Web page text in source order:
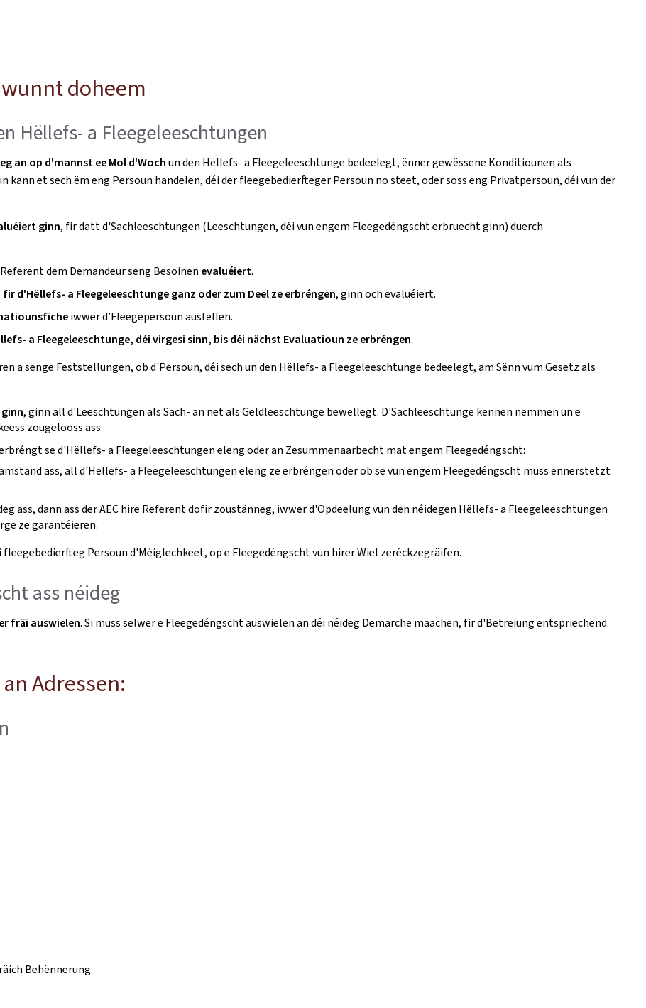
doheem
Hëllefs- a Fleegeleeschtungen
an op d'mannst ee Mol d'Wochun den Hëllefs- a Fleegeleeschtunge bedeelegt, ënner gewëssene Konditiounen als
kann et sech ëm eng Persoun handelen, déi der fleegebedierfteger Persoun no steet, oder soss eng Privatpersoun, déi vun der
ginn, fir datt d'Sachleeschtungen (Leeschtungen, déi vun engem Fleegedéngscht erbruecht ginn) duerch
dem Demandeur seng Besoinen evaluéiert.
d'Hëllefs- a Fleegeleeschtunge ganz oder zum Deel ze erbréngen, ginn och evaluéiert.
iwwer d’Fleegepersoun ausfëllen.
a Fleegeleeschtunge, déi virgesi sinn, bis déi nächst Evaluatioun ze erbréngen.
a senge Feststellungen, ob d'Persoun, déi sech un den Hëllefs- a Fleegeleeschtunge bedeelegt, am Sënn vum Gesetz als
, ginn all d'Leeschtungen als Sach- an net als Geldleeschtunge bewëllegt. D'Sachleeschtunge kënnen nëmmen un e
zougelooss ass.
se d'Hëllefs- a Fleegeleeschtungen eleng oder an Zesummenaarbecht mat engem Fleegedéngscht:
ass, all d'Hëllefs- a Fleegeleeschtungen eleng ze erbréngen oder ob se vun engem Fleegedéngscht muss ënnerstëtzt
ass, dann ass der AEC hire Referent dofir zoustänneg, iwwer d'Opdeelung vun den néidegen Hëllefs- a Fleegeleeschtungen
ze garantéieren.
fleegebedierfteg Persoun d'Méiglechkeet, op e Fleegedéngscht vun hirer Wiel zeréckzegräifen.
ass néideg
fräi auswielen. Si muss selwer e Fleegedéngscht auswielen an déi néideg Demarchë maachen, fir d'Betreiung entspriechend
Adressen:
Behënnerung